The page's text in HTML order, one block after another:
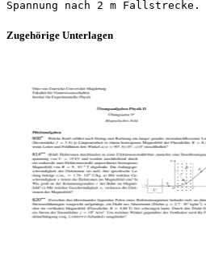
Zugehörige Unterlagen